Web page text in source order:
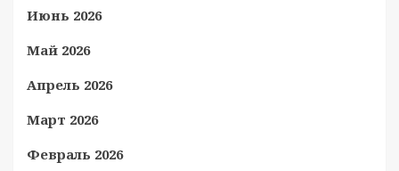
Июнь 2026
Май 2026
Апрель 2026
Март 2026
Февраль 2026